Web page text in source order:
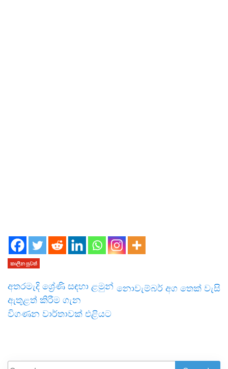
කාලීන පුවත්
අතරමැදි ශ්‍රේණි සඳහා ළමුන්
ඇතුළත් කිරීම ගැන
විගණන වාර්තාවක් එළියට
නොවැම්බර් අග තෙක් වැසි